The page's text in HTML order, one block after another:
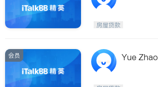
Pickering
Concord
Port Perry
King
房屋贷款
会员 Yue Zhao